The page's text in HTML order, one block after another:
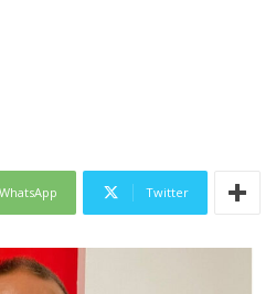
WhatsApp Twitter